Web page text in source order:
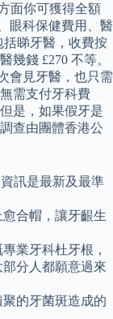
面你可獲得全額
眼科保健費用、醫
睇牙醫，收費按
幾錢 £270 不等。
會見牙醫，也只需
需支付牙科費
是，如果假牙是
查由團體香港公
訊是最新及最準
合帽，讓牙齦生
業牙科杜牙根，
分人都願意過來
的牙菌斑造成的